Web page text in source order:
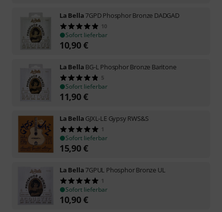
La Bella7GPD Phosphor Bronze DADGAD
10
Sofort lieferbar
10,90€
La Bella BG-L Phosphor Bronze Baritone
5
Sofort lieferbar
11,90€
La Bella GJXL-LE Gypsy RWS&S
1
Sofort lieferbar
15,90€
La Bella7GPUL Phosphor Bronze UL
1
Sofort lieferbar
10,90€